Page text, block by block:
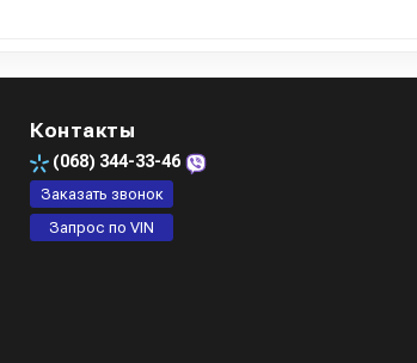
Контакты
(068) 344-33-46
Заказать звонок
Запрос по VIN